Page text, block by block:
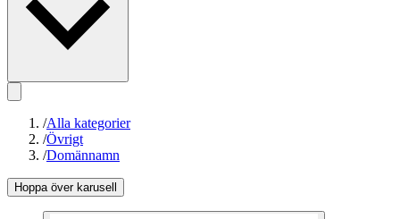
/Alla kategorier
/Övrigt
/Domännamn
Hoppa över karusell